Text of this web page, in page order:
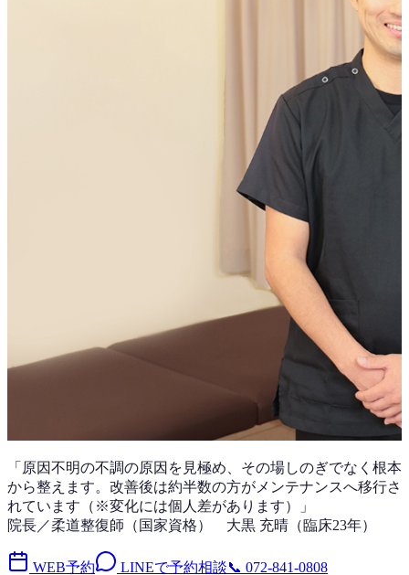
「 原因不明の不調の原因を見極め、その場しのぎでなく根本
から整えます。改善後は約半数の方がメンテナンスへ移行さ
れています（※変化には個人差があります）」
院長／柔道整復師（国家資格）
大黒 充晴 （臨床23年）
WEB予約 LINEで予約相談📞 072-841-0808